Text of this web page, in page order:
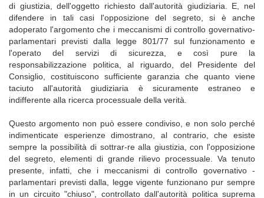
di giustizia, dell'oggetto richiesto dall'autorità giudiziaria. E, nel
difendere in tali casi l'opposizione del segreto, si è anche
adoperato l'argomento che i meccanismi di controllo governativo-
parlamentari previsti dalla legge 801/77 sul funzionamento e
l'operato del servizi di sicurezza, e così pure la
responsabilizzazione politica, al riguardo, del Presidente del
Consiglio, costituiscono sufficiente garanzia che quanto viene
taciuto all'autorità giudiziaria è sicuramente estraneo e
indifferente alla ricerca processuale della verità.
Questo argomento non può essere condiviso, e non solo perché
indimenticate esperienze dimostrano, al contrario, che esiste
sempre la possibilità di sottrar-re alla giustizia, con l'opposizione
del segreto, elementi di grande rilievo processuale. Va tenuto
presente, infatti, che i meccanismi di controllo governativo -
parlamentari previsti dalla, legge vigente funzionano pur sempre
in un circuito "chiuso", controllato dall'autorità politica suprema